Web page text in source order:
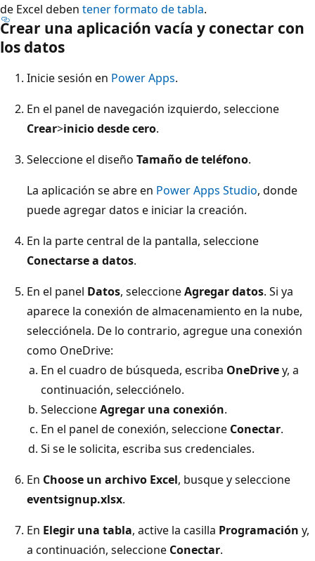
de Excel deben tener formato de tabla.
Crear una aplicación vacía y conectar con
los datos
Inicie sesión en Power Apps.
En el panel de navegación izquierdo, seleccione
Crear>inicio desde cero.
Seleccione el diseño Tamaño de teléfono.
La aplicación se abre en Power Apps Studio, donde
puede agregar datos e iniciar la creación.
En la parte central de la pantalla, seleccione
Conectarse a datos.
En el panel Datos, seleccioneAgregar datos. Si ya
aparece la conexión de almacenamiento en la nube,
selecciónela. De lo contrario, agregue una conexión
como OneDrive:
En el cuadro de búsqueda, escriba OneDrivey, a
continuación, selecciónelo.
SeleccioneAgregar una conexión.
En el panel de conexión, seleccione Conectar.
Si se le solicita, escriba sus credenciales.
En Choose un archivo Excel, busque y seleccione
eventsignup.xlsx.
En Elegir una tabla, active la casilla Programación y,
a continuación, seleccione Conectar.